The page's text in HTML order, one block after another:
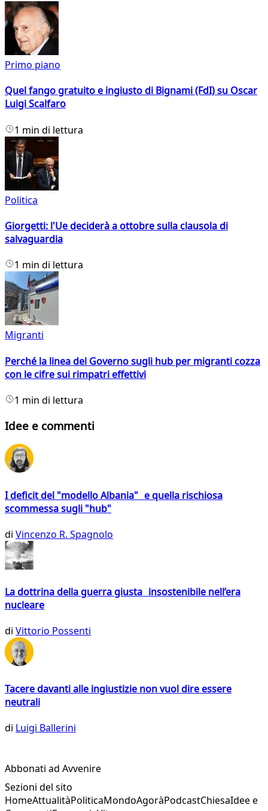
Primo piano
Quel fango gratuito e ingiusto di Bignami (FdI) su Oscar
Luigi Scalfaro
1 min di lettura
Politica
Giorgetti: l'Ue deciderà a ottobre sulla clausola di
salvaguardia
1 min di lettura
Migranti
Perché la linea del Governo sugli hub per migranti cozza
con le cifre sui rimpatri effettivi
1 min di lettura
Idee e commenti
I deficit del "modello Albania" e quella rischiosa
scommessa sugli "hub"
di Vincenzo R. Spagnolo
La dottrina della guerra giusta insostenibile nell’era
nucleare
di Vittorio Possenti
Tacere davanti alle ingiustizie non vuol dire essere
neutrali
di Luigi Ballerini
Abbonati ad Avvenire
Sezioni del sito
HomeAttualitàPoliticaMondoAgoràPodcastChiesaIdee e